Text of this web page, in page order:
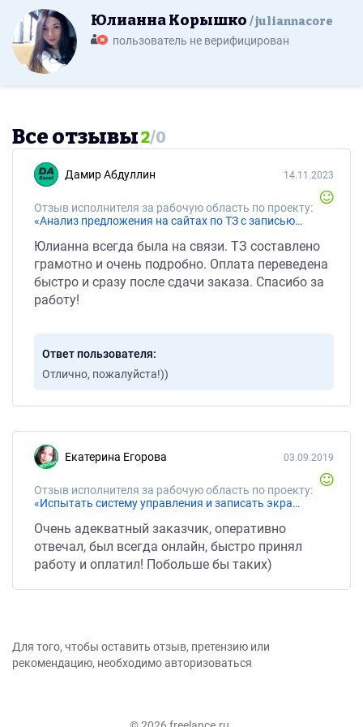
Юлианна Корышко juliannacore
пользователь не верифицирован
Все отзывы2/0
Дамир Абдуллин
Отзыв исполнителя за рабочую область по проекту:
«Анализ предложения на сайтах по ТЗ с записью экрана»
14.11.2023
Юлианна всегда была на связи. ТЗ составлено
грамотно и очень подробно. Оплата переведена
быстро и сразу после сдачи заказа. Спасибо за
работу!
Ответ пользователя
Отлично, пожалуйста!))
Екатерина Егорова
Отзыв исполнителя за рабочую область по проекту:
«Испытать систему управления и записать экранное видео(45мин,500р/тест)»
03.09.2019
Очень адекватный заказчик, оперативно
отвечал, был всегда онлайн, быстро принял
работу и оплатил! Побольше бы таких)
Для того, чтобы оставить отзыв, претензию или
рекомендацию, необходимо авторизоваться